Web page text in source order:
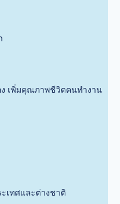
เพิ่มคุณภาพชีวิตคนทำงาน
เทศและต่างชาติ